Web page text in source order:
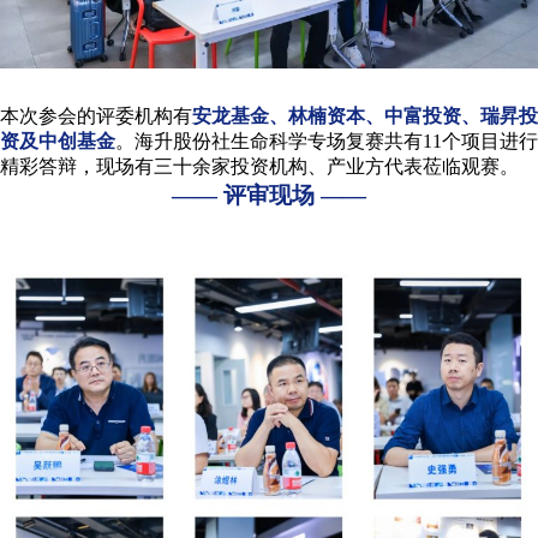
·
第
二
届
“东
本次参会的评委机构有安龙基金、林楠资本、中富投资、瑞昇投
资及中创基金。海升股份社生命科学专场复赛共有11个项目进行
精彩答辩，现场有三十余家投资机构、产业方代表莅临观赛。
—— 评审现场 ——